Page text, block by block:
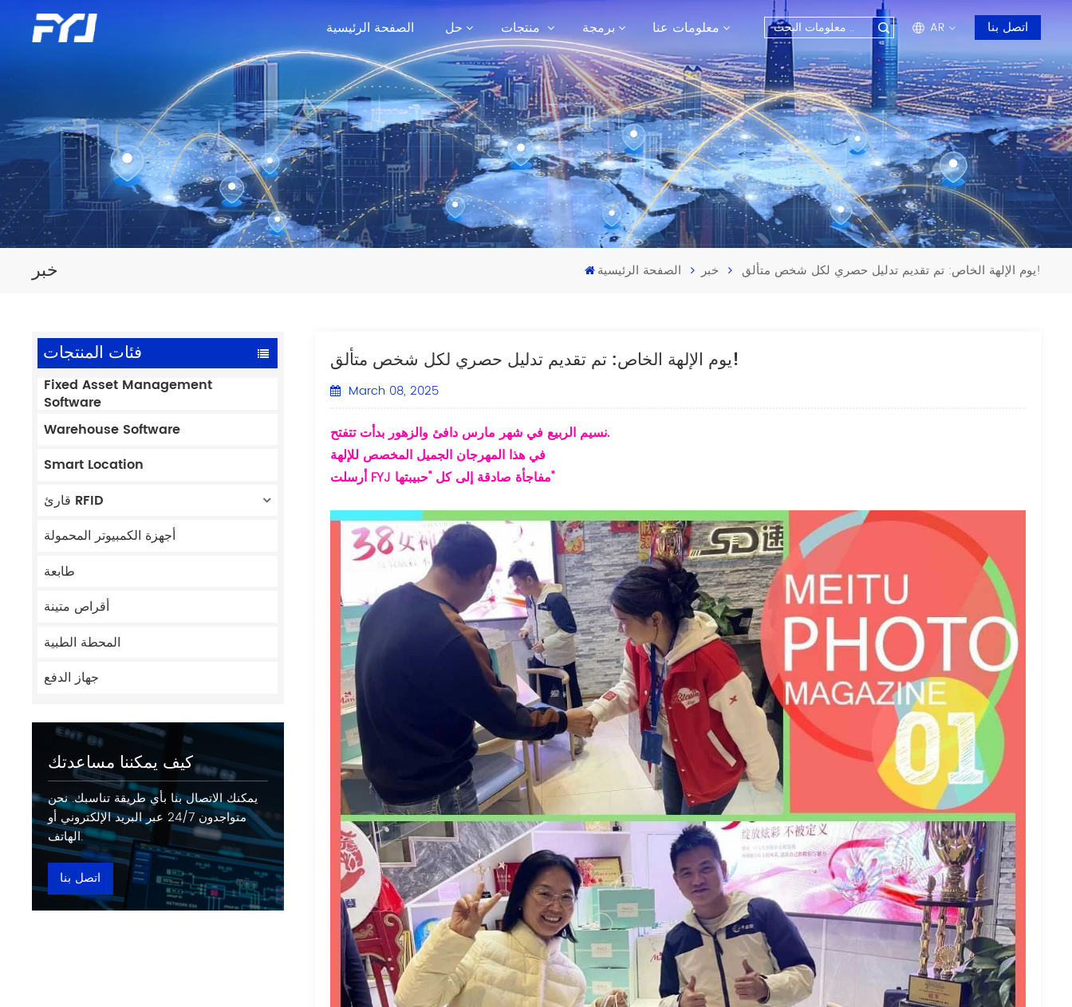
الصفحة الرئيسية حل برمجة معلومات عنا AR
en
fr
ru
es
ar
اتصل بنا
خبر الصفحة الرئيسية خبر يوم الإلهة الخاص: تم تقديم تدليل حصري لكل شخص متألق!
فئات المنتجات
Fixed Asset Management
Software
Warehouse Software
Smart Location
قارئ RFID
أجهزة الكمبيوتر المحمولة
طابعة
أقراص متينة
المحطة الطبية
جهاز الدفع
كيف يمكننا مساعدتك
يمكنك الاتصال بنا بأي طريقة تناسبك. نحن
متواجدون 24/7 عبر البريد الإلكتروني أو
الهاتف.
اتصل بنا
يوم الإلهة الخاص: تم تقديم تدليل حصري لكل شخص متألق!
March 08, 2025
نسيم الربيع في شهر مارس دافئ والزهور بدأت تتفتح.
في هذا المهرجان الجميل المخصص للإلهة
أرسلت FYJ مفاجأة صادقة إلى كل "حبيبتها"